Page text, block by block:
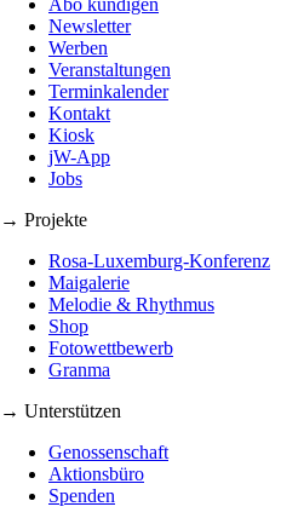
Abo kündigen
Newsletter
Werben
Veranstaltungen
Terminkalender
Kontakt
Kiosk
jW-App
Jobs
→ Projekte
Rosa-Luxemburg-Konferenz
Maigalerie
Melodie & Rhythmus
Shop
Fotowettbewerb
Granma
→ Unterstützen
Genossenschaft
Aktionsbüro
Spenden